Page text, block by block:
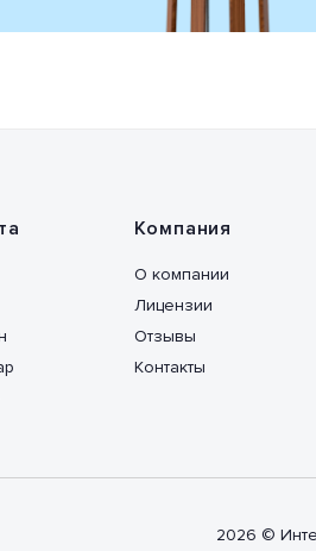
Компания
О компании
Лицензии
Отзывы
Контакты
2026 ©